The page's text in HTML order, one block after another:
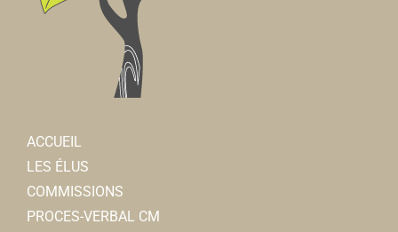
ACCUEIL
LES ÉLUS
COMMISSIONS
PROCES-VERBAL CM